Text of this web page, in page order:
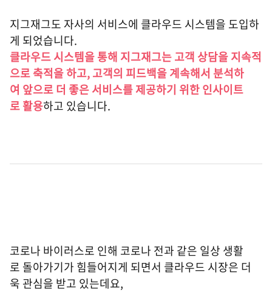
지그재그도 자사의 서비스에 클라우드 시스템을 도입하
게 되었습니다.
클라우드 시스템을 통해 지그재그는 고객 상담을 지속적
으로 축적을 하고, 고객의 피드백을 계속해서 분석하
여 앞으로 더 좋은 서비스를 제공하기 위한 인사이트
로 활용하고 있습니다.
코로나 바이러스로 인해 코로나 전과 같은 일상 생활
로 돌아가기가 힘들어지게 되면서 클라우드 시장은 더
욱 관심을 받고 있는데요,